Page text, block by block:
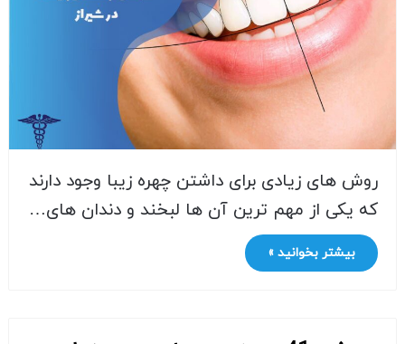
روش های زیادی برای داشتن چهره زیبا وجود دارند
که یکی از مهم ترین آن ها لبخند و دندان های…
بیشتر بخوانید »